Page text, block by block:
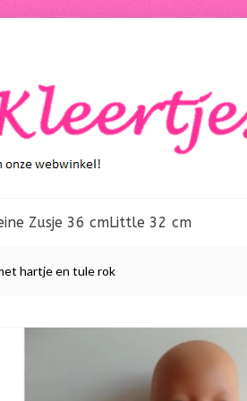
Zusje 36 cmLittle 32 cm
hartje en tule rok